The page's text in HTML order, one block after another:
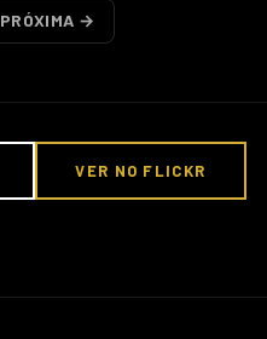
PRÓXIMA →
VER NO FLICKR